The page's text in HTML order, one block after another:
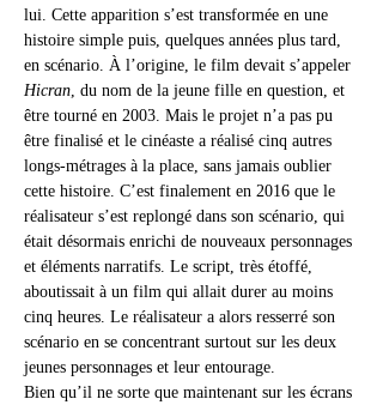
lui. Cette apparition s’est transformée en une
histoire simple puis, quelques années plus tard,
en scénario. À l’origine, le film devait s’appeler
Hicran, du nom de la jeune fille en question, et
être tourné en 2003. Mais le projet n’a pas pu
être finalisé et le cinéaste a réalisé cinq autres
longs-métrages à la place, sans jamais oublier
cette histoire. C’est finalement en 2016 que le
réalisateur s’est replongé dans son scénario, qui
était désormais enrichi de nouveaux personnages
et éléments narratifs. Le script, très étoffé,
aboutissait à un film qui allait durer au moins
cinq heures. Le réalisateur a alors resserré son
scénario en se concentrant surtout sur les deux
jeunes personnages et leur entourage.
Bien qu’il ne sorte que maintenant sur les écrans